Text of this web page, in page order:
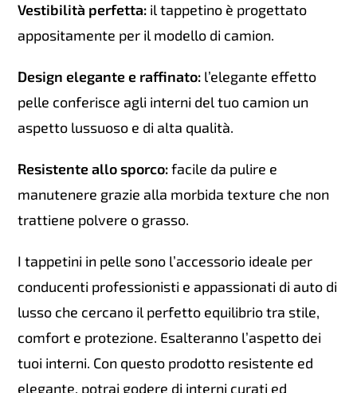
Vestibilità perfetta: il tappetino è progettato
appositamente per il modello di camion.
Design elegante e raffinato: l’elegante effetto
pelle conferisce agli interni del tuo camion un
aspetto lussuoso e di alta qualità.
Resistente allo sporco:facile da pulire e
manutenere grazie alla morbida texture che non
trattiene polvere o grasso.
I tappetini in pelle sono l’accessorio ideale per
conducenti professionisti e appassionati di auto di
lusso che cercano il perfetto equilibrio tra stile,
comfort e protezione. Esalteranno l’aspetto dei
tuoi interni. Con questo prodotto resistente ed
elegante, potrai godere di interni curati ed